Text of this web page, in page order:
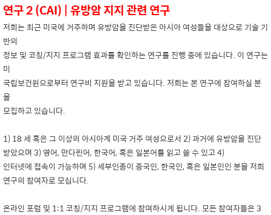
연구 2 (CAI) | 유방암 지지 관련 연구
저희는 최근 미국에 거주하며 유방암을 진단받은 아시아 여성들을 대상으로 기술 기
반의
정보 및 코칭/지지 프로그램 효과를 확인하는 연구를 진행 중에 있습니다. 이 연구는
미
국립보건원으로부터 연구비 지원을 받고 있습니다. 저희는 본 연구에 참여하실 분
을
모집하고 있습니다.
1) 18 세 혹은 그 이상의 아시아계 미국 거주 여성으로서 2) 과거에 유방암을 진단
받았으며 3) 영어, 만다린어, 한국어, 혹은 일본어를 읽고 쓸 수 있고 4)
인터넷에 접속이 가능하며 5) 세부인종이 중국인, 한국인, 혹은 일본인인 분을 저희
연구의 참여자로 모십니다.
온라인 포럼 및 1:1 코칭/지지 프로그램에 참여하시게 됩니다. 모든 참여자들은 3